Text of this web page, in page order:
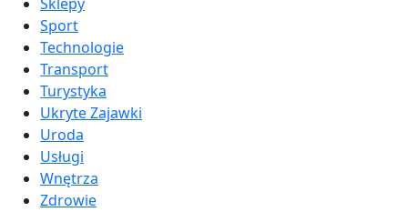
Sport
Technologie
Transport
Turystyka
Ukryte Zajawki
Uroda
Usługi
Wnętrza
Zdrowie